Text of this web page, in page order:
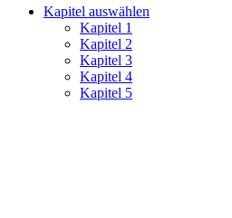
Kapitel auswählen
Kapitel 1
Kapitel 2
Kapitel 3
Kapitel 4
Kapitel 5